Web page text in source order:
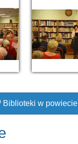
Biblioteki w powiecie